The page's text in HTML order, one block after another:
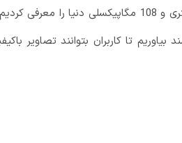
دهیم. سال گذشته ما اولین سنسور 0.7 میکرومتری و 108
تا کاربران بتوانند تصاویر